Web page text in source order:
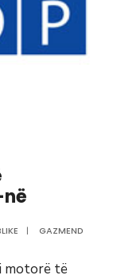
|
GAZMEND
motorë të